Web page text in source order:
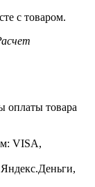
с товаром.
оплаты товара
VISA,